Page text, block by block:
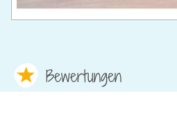
Bewertungen